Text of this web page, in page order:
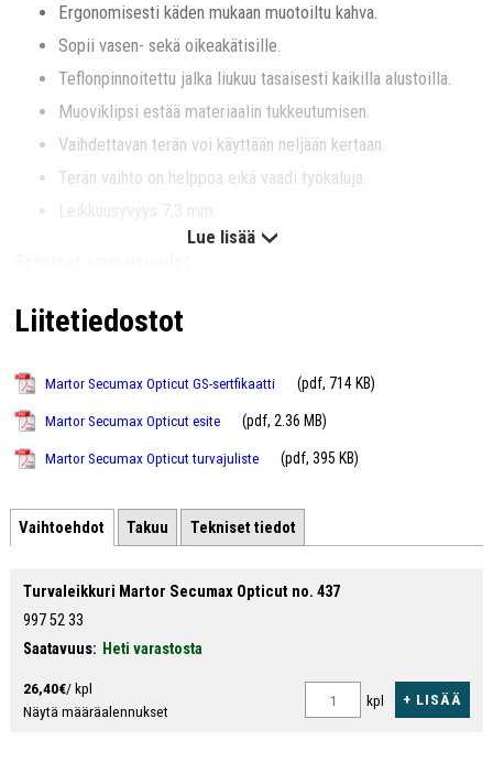
Ergonomisesti käden mukaan muotoiltu kahva.
Sopii vasen- sekä oikeakätisille.
Teflonpinnoitettu jalka liukuu tasaisesti kaikilla alustoilla.
Muoviklipsi estää materiaalin tukkeutumisen.
Vaihdettavan terän voi käyttään neljään kertaan.
Terän vaihto on helppoa eikä vaadi työkaluja.
Leikkuumateriaalit
Lue lisää
Liitetiedostot
Martor Secumax Opticut GS-sertfikaatti (pdf, 714 KB)
Martor Secumax Opticut esite (pdf, 2.36 MB)
Martor Secumax Opticut turvajuliste (pdf, 395 KB)
Vaihtoehdot Takuu Tekniset tiedot
Turvaleikkuri Martor Secumax Opticut no. 437
997 52 33
Saatavuus: Heti varastosta
26,40€/ kpl
Näytä määräalennukset
kpl + LISÄÄ